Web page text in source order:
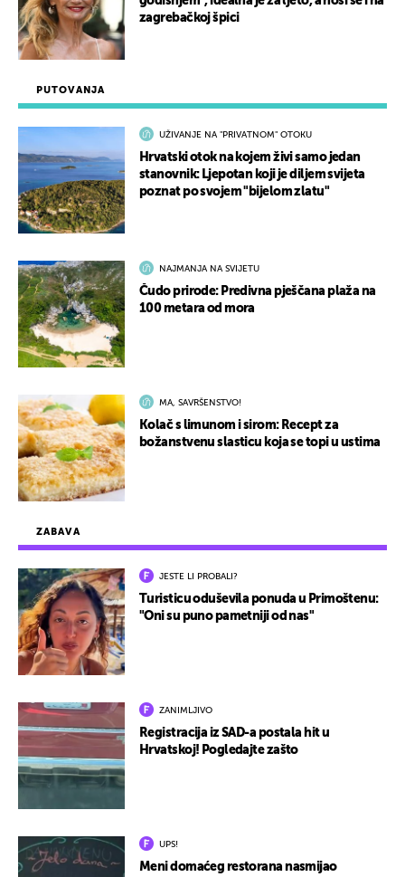
ZABAVA
JESTE LI PROBALI?
Turisticu oduševila ponuda u Primoštenu:
"Oni su puno pametniji od nas"
ZANIMLJIVO
Registracija iz SAD-a postala hit u
Hrvatskoj! Pogledajte zašto
UPS!
Meni domaćeg restorana nasmijao
PUTOVANJA
UŽIVANJE NA "PRIVATNOM" OTOKU
Hrvatski otok na kojem živi samo jedan
stanovnik: Ljepotan koji je diljem svijeta
poznat po svojem "bijelom zlatu"
NAJMANJA NA SVIJETU
Čudo prirode: Predivna pješčana plaža na
100 metara od mora
MA, SAVRŠENSTVO!
Kolač s limunom i sirom: Recept za
božanstvenu slasticu koja se topi u ustima
zagrebačkoj špici